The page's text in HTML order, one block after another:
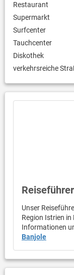
Restaurant
Supermarkt
Surfcenter
Tauchcenter
Diskothek
verkehrsreiche
Unser
Region Istrien in
Informationen
Banjole